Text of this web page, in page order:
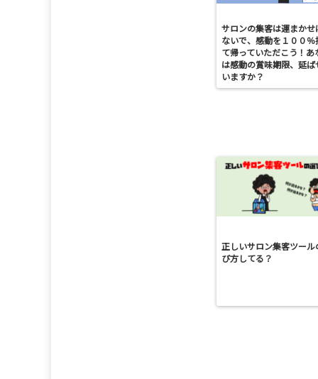
サロンの集客は運まかせ
ないで、感動を１００％
て帰っていただこう！あ
は感動の賞味期限、延ば
いますか？
正しいサロン集客ツール
び方してる？